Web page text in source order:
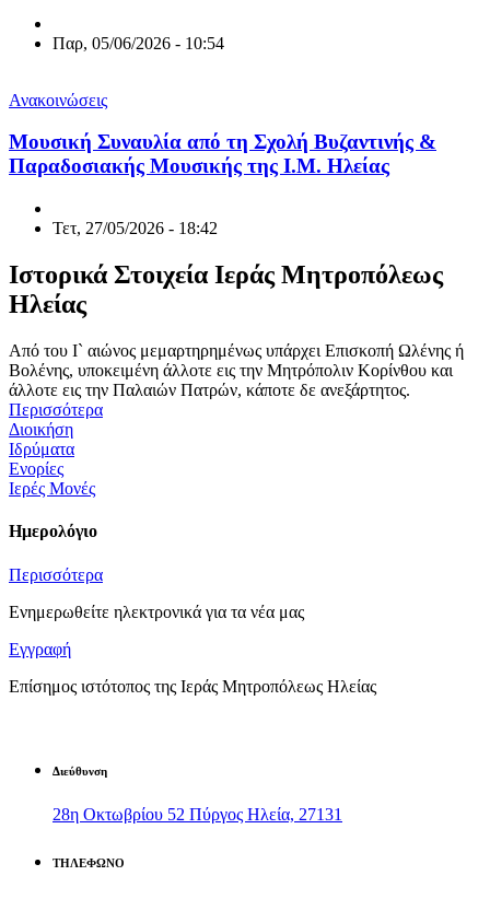
Παρ, 05/06/2026 - 10:54
Ανακοινώσεις
Μουσική Συναυλία από τη Σχολή Βυζαντινής &
Παραδοσιακής Μουσικής της Ι.Μ. Ηλείας
Τετ, 27/05/2026 - 18:42
Ιστορικά Στοιχεία Ιεράς Μητροπόλεως
Ηλείας
Από του Ι` αιώνος μεμαρτηρημένως υπάρχει Επισκοπή Ωλένης ή
Βολένης, υποκειμένη άλλοτε εις την Μητρόπολιν Κορίνθου και
άλλοτε εις την Παλαιών Πατρών, κάποτε δε ανεξάρτητος.
Περισσότερα
Διοικήση
Ιδρύματα
Ενορίες
Ιερές Μονές
Ημερολόγιο
Περισσότερα
Ενημερωθείτε ηλεκτρονικά για τα νέα μας
Εγγραφή
Επίσημος ιστότοπος της Ιεράς Μητροπόλεως Ηλείας
Διεύθυνση
28η Οκτωβρίου 52 Πύργος Ηλεία, 27131
ΤΗΛΕΦΩΝΟ